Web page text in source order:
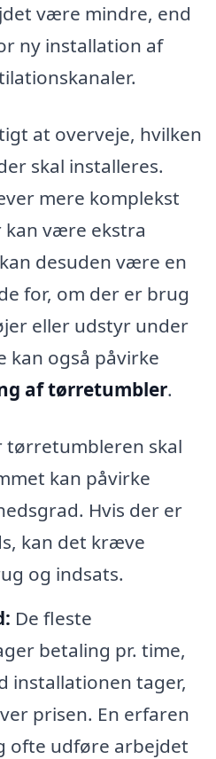
være mindre, end
ny installation af
at overveje, hvilken
skal installeres.
mere komplekst
være ekstra
desuden være en
for, om der er brug
eller udstyr under
kan også påvirke
af tørretumbler.
tørretumbleren skal
kan påvirke
Hvis der er
kan det kræve
og indsats.
De fleste
betaling pr. time,
installationen tager,
prisen. En erfaren
ofte udføre arbejdet